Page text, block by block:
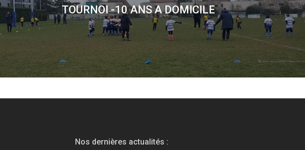
TOURNOI -10 ANS A DOMICILE
Nos dernières actualités :